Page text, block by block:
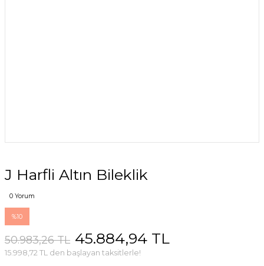
J Harfli Altın Bileklik
0 Yorum
%10
50.983,26 TL 45.884,94 TL
15.998,72 TL den başlayan taksitlerle!